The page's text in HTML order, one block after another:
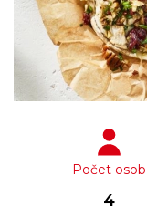
Počet osob
4